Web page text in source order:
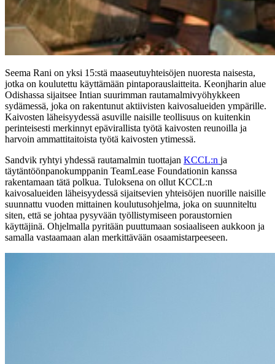
Seema Rani on yksi 15:stä maaseutuyhteisöjen nuoresta naisesta,
jotka on koulutettu käyttämään pintaporauslaitteita. Keonjharin alue
Odishassa sijaitsee Intian suurimman rautamalmivyöhykkeen
sydämessä, joka on rakentunut aktiivisten kaivosalueiden ympärille.
Kaivosten läheisyydessä asuville naisille teollisuus on kuitenkin
perinteisesti merkinnyt epävirallista työtä kaivosten reunoilla ja
harvoin ammattitaitoista työtä kaivosten ytimessä.
Sandvik ryhtyi yhdessä rautamalmin tuottajan KCCL:n ja
täytäntöönpanokumppanin TeamLease Foundationin kanssa
rakentamaan tätä polkua. Tuloksena on ollut KCCL:n
kaivosalueiden läheisyydessä sijaitsevien yhteisöjen nuorille naisille
suunnattu vuoden mittainen koulutusohjelma, joka on suunniteltu
siten, että se johtaa pysyvään työllistymiseen poraustornien
käyttäjinä. Ohjelmalla pyritään puuttumaan sosiaaliseen aukkoon ja
samalla vastaamaan alan merkittävään osaamistarpeeseen.